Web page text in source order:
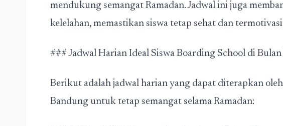
mendukung semangat Ramadan. Jadwal ini juga
kelelahan, memastikan siswa tetap sehat dan
### Jadwal Harian Ideal Siswa Boarding School di Bulan
Berikut adalah jadwal harian yang dapat diterapkan
Bandung untuk tetap semangat selama Ramadan: